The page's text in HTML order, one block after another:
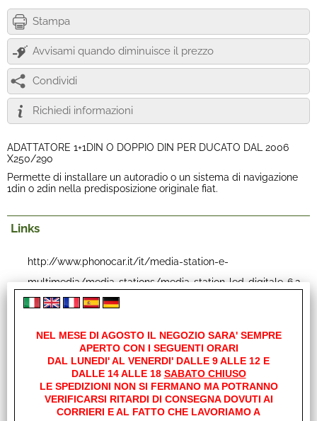
Stampa
Avvisami quando diminuisce il prezzo
Condividi
Richiedi informazioni
ADATTATORE 1+1DIN O DOPPIO DIN PER DUCATO DAL 2006
X250/290
Permette di installare un autoradio o un sistema di navigazione
1din o 2din nella predisposizione originale fiat.
Links
http://www.phonocar.it/it/media-station-e-
multimedia/media-stations/media-station-led-digitale-6,2-
bluetooth-modulo-gps-integrato-per-sistema-di-
Feedback
28.09.2015
NEL MESE DI AGOSTO IL NEGOZIO SARA' SEMPRE
APERTO CON I SEGUENTI ORARI
DAL LUNEDI' AL VENERDI' DALLE 9 ALLE 12 E
DALLE 14 ALLE 18 SABATO CHIUSO
LE SPEDIZIONI NON SI FERMANO MA POTRANNO
VERIFICARSI RITARDI DI CONSEGNA DOVUTI AI
CORRIERI E AL FATTO CHE LAVORIAMO A